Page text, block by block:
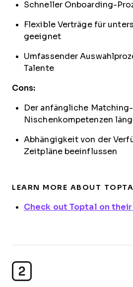
Schneller Onboarding-
Flexible Verträge für
geeignet
Umfassender
Talente
Cons:
Der anfängliche
Nischenkompetenzen
Abhängigkeit von der
Zeitpläne beeinflussen
LEARN MORE ABOUT
Check out Toptal on
2